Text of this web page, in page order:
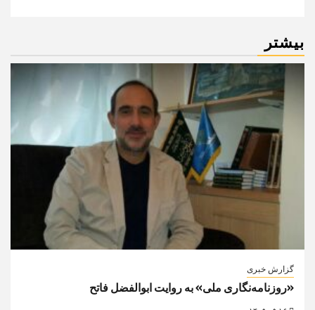
بیشتر
گزارش خبری
«روزنامه‌نگاری ملی» به روایت ابوالفضل فاتح